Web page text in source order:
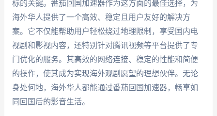
标的关键。番茄回国加速器作为这方面的最佳选择，为
海外华人提供了一个高效、稳定且用户友好的解决方
案。它不仅能帮助用户轻松绕过地理限制，享受国内电
视剧和影视内容，还特别针对腾讯视频等平台提供了专
门优化的服务。其高效的网络连接、稳定的性能和简便
的操作，使其成为实现海外观剧愿望的理想伙伴。无论
身处何地，海外华人都能通过番茄回国加速器，畅享如
同回国后的影音生活。